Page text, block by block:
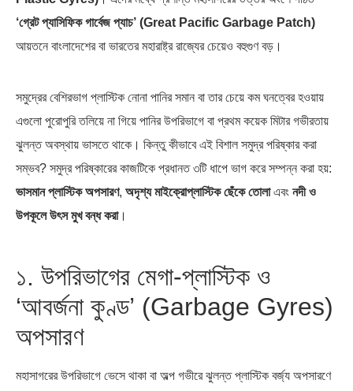
বিসিএস-প্রেম এবং…
‘গ্রেট প্যাসিফিক গার্বেজ প্যাচ’ (Great Pacific Garbage Patch)
আয়তনে বাংলাদেশের বা ভারতের মহারাষ্ট্র রাজ্যের চেয়েও বহুগুণ বড়।
সমুদ্রের বেশিরভাগ প্লাস্টিক নোনা পানির সমান বা তার চেয়ে কম ঘনত্বের হওয়ায়
এগুলো পুরোপুরি তলিয়ে না গিয়ে পানির উপরিভাগে বা প্রথম কয়েক মিটার গভীরতায়
ঝুলন্ত অবস্থায় ভাসতে থাকে। কিন্তু কীভাবে এই বিশাল সমুদ্র পরিষ্কার করা
সম্ভব? সমুদ্র পরিষ্কারের কাজটিকে প্রধানত ৩টি ধাপে ভাগ করে সম্পন্ন করা হয়:
ভাসমান প্লাস্টিক অপসারণ, অদৃশ্য মাইক্রোপ্লাস্টিক ছেঁকে তোলাএবং নদী ও
উপকূলে উৎস মুখ বন্ধ করা।
১. উপরিভাগের মেগা-প্লাস্টিক ও
‘আবর্জনা কুণ্ড’ (Garbage Gyres)
অপসারণ
মহাসাগরের উপরিভাগে ভেসে থাকা বা অল্প গভীরে ঝুলন্ত প্লাস্টিক বর্জ্য অপসারণে